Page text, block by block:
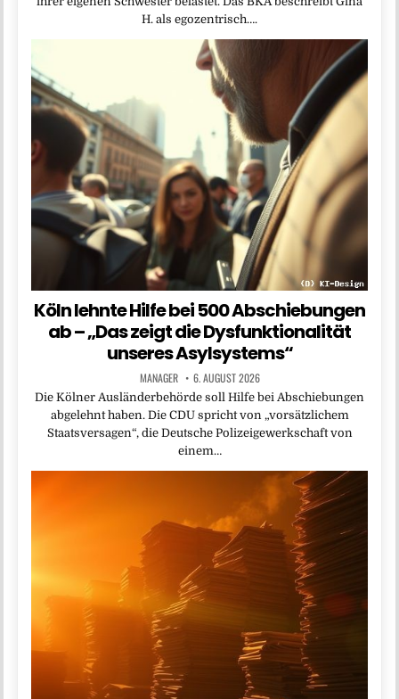
H. als egozentrisch….
Köln lehnte Hilfe bei 500 Abschiebungen
ab – „Das zeigt die Dysfunktionalität
unseres Asylsystems“
MANAGER 6. AUGUST 2026
Die Kölner Ausländerbehörde soll Hilfe bei Abschiebungen
abgelehnt haben. Die CDU spricht von „vorsätzlichem
Staatsversagen“, die Deutsche Polizeigewerkschaft von
einem…